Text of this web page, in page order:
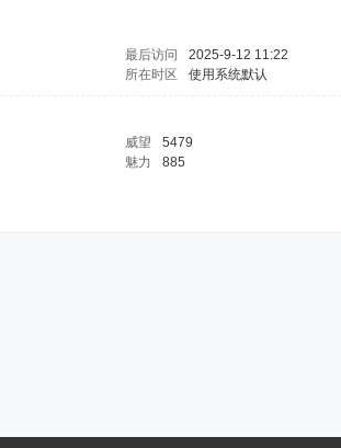
最后访问
2025-9-12 11:22
所在时区 使用系统默认
威望
5479
魅力 885